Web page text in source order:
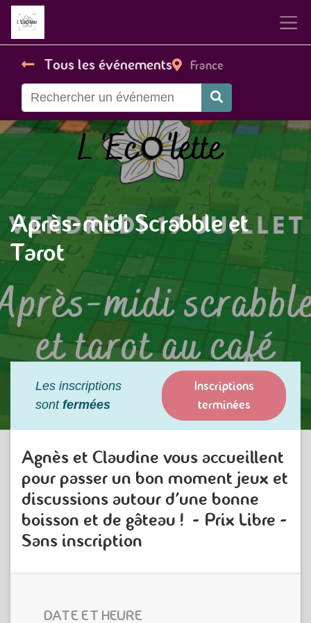
Tous les événements France
Après-midi Scrabble et
Tarot
Les inscriptions
sont fermées
Inscriptions
terminées
Agnès et Claudine vous accueillent
pour passer un bon moment jeux et
discussions autour d'une bonne
boisson et de gâteau ! - Prix Libre -
Sans inscription
DATE ET HEURE